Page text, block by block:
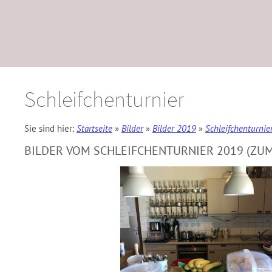
Schleifchenturnier
Sie sind hier: Startseite » Bilder» Bilder 2019 »
BILDER VOM SCHLEIFCHENTURNIER 2019